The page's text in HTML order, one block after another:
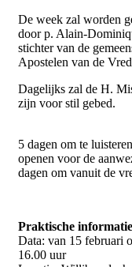
De week zal worden
door p. Alain-
stichter van de
Apostelen van de
Dagelijks zal de H.
zijn voor stil gebed.
5 dagen om te
openen voor de
dagen om vanuit de
Praktische informatie
Data: van 15 februari
16.00 uur